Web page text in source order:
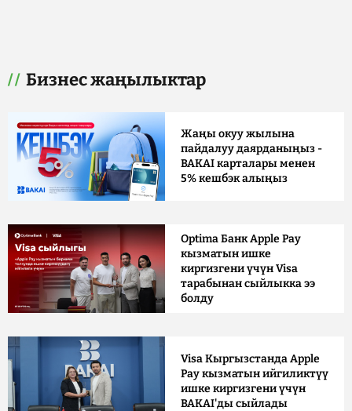
Бизнес жаңылыктар
Жаңы окуу жылына
пайдалуу даярданыңыз -
BAKAI карталары менен
5% кешбэк алыңыз
Optima Банк Apple Pay
кызматын ишке
киргизгени үчүн Visa
тарабынан сыйлыкка ээ
болду
Visa Кыргызстанда Apple
Pay кызматын ийгиликтүү
ишке киргизгени үчүн
BAKAI'ды сыйлады